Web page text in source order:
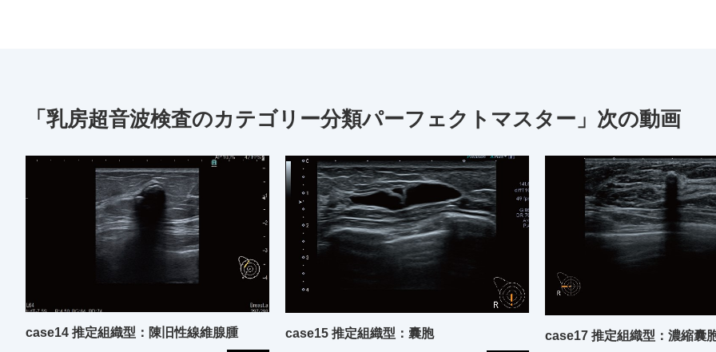
「乳房超音波検査のカテゴリー分類パーフェクトマスター」次の動画
case14 推定組織型：陳旧性線維腺腫 case15 推定組織型：囊胞 case17 推定組織型：濃縮囊